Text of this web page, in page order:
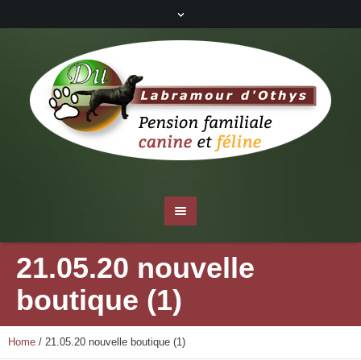
21.05.20 nouvelle
boutique (1)
Home / 21.05.20 nouvelle boutique (1)